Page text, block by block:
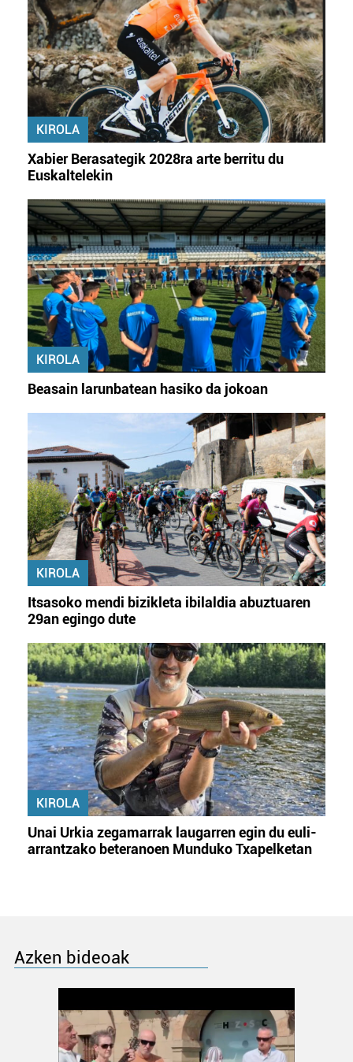
KIROLA
Xabier Berasategik 2028ra arte berritu du
Euskaltelekin
KIROLA
Beasain larunbatean hasiko da jokoan
KIROLA
Itsasoko mendi bizikleta ibilaldia abuztuaren
29an egingo dute
KIROLA
Unai Urkia zegamarrak laugarren egin du euli-
arrantzako beteranoen Munduko Txapelketan
Azken bideoak